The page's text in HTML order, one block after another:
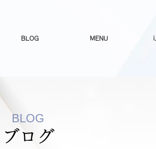
BLOG MENU
BLOG
​ブログ